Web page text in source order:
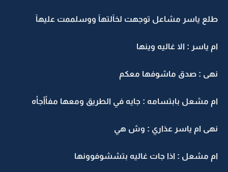
طلع ياسر مشاعل توجهت لخآلتهآ ووسلممت عليهآ
ام ياسر : الا غاليه وينها
نهى : صدق ماشوفها معكم
ام مشعل بابتسامه : جايه في الطريق ومعها مفأأجأه
نهى ام ياسر عذاري : وش هي
ام مشعل : اذا جات غاليه بتششوفوونها